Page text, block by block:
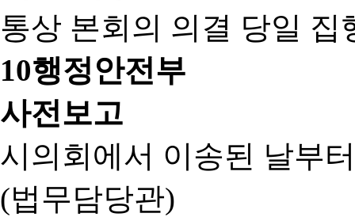
통상 본회의 의결 당일 집
10행정안전부
사전보고
시의회에서 이송된 날부
(법무담당관)